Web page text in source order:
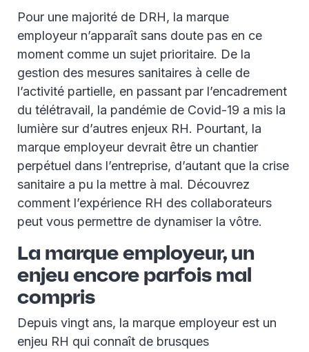
Pour une majorité de DRH, la marque
employeur n’apparaît sans doute pas en ce
moment comme un sujet prioritaire. De la
gestion des mesures sanitaires à celle de
l’activité partielle, en passant par l’encadrement
du télétravail, la pandémie de Covid-19 a mis la
lumière sur d’autres enjeux RH. Pourtant, la
marque employeur devrait être un chantier
perpétuel dans l’entreprise, d’autant que la crise
sanitaire a pu la mettre à mal. Découvrez
comment l’expérience RH des collaborateurs
peut vous permettre de dynamiser la vôtre.
La marque employeur, un
enjeu encore parfois mal
compris
Depuis vingt ans, la marque employeur est un
enjeu RH qui connaît de brusques